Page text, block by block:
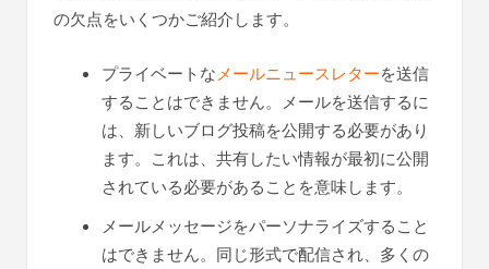
の欠点をいくつかご紹介します。
プライベートなメールニュースレターを送信
することはできません。メールを送信するに
は、新しいブログ投稿を公開する必要があり
ます。これは、共有したい情報が最初に公開
されている必要があることを意味します。
メールメッセージをパーソナライズすること
はできません。同じ形式で配信され、多くの